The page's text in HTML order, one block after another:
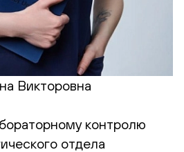
Викторовна
контролю
отдела